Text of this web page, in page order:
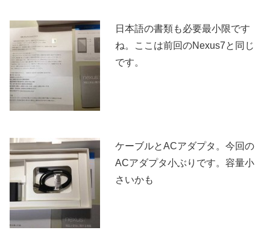
日本語の書類も必要最小限です
ね。ここは前回のNexus7と同じ
です。
ケーブルとACアダプタ。今回の
ACアダプタ小ぶりです。容量小
さいかも